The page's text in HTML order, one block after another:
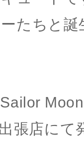
たちと誕
張店にて